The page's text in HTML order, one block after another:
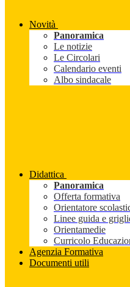
Novità
Panoramica
Le notizie
Le Circolari
Calendario eventi
Albo sindacale
Didattica
Panoramica
Offerta formativa
Orientatore
Linee guida e
Orientamedie
Curricolo
Agenzia Formativa
Documenti utili